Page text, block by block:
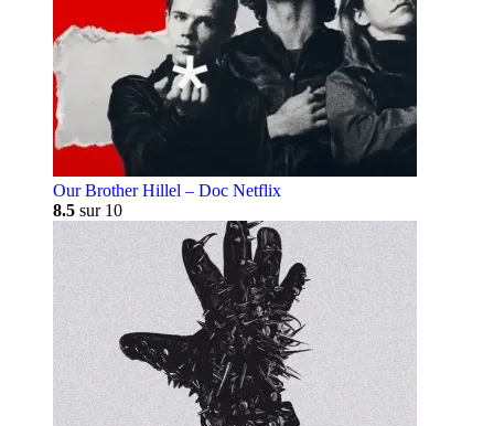
Our Brother Hillel – Doc Netflix
8.5 sur 10